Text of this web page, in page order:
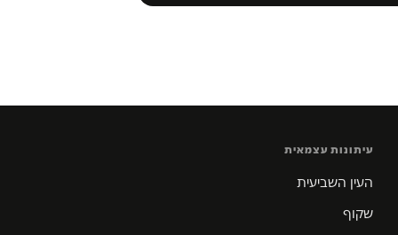
עיתונות עצמאית
העין השביעית
שקוף